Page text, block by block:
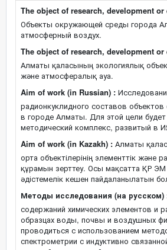
The object of research, development
Объекты окружающей среды города
атмосферный воздух.
The object of research, development
Алматы қаласының экологиялық
және атмосфералық ауа.
Aim of work (in Russian) :
радионкуклидного составов
в городе Алматы. Для этой цели
методический комплекс, развитый в
Aim of work (in Kazakh) : Алматы
орта объектілерінің элементтік және
құрамын зерттеу. Осы мақсатта ҚР
әдістемелік кешен пайдаланылатын
Методы исследования (на русском)
содержаний химических элементов и
образцах воды, почвы и воздушных
проводиться с использованием
спектрометрии с индуктивно